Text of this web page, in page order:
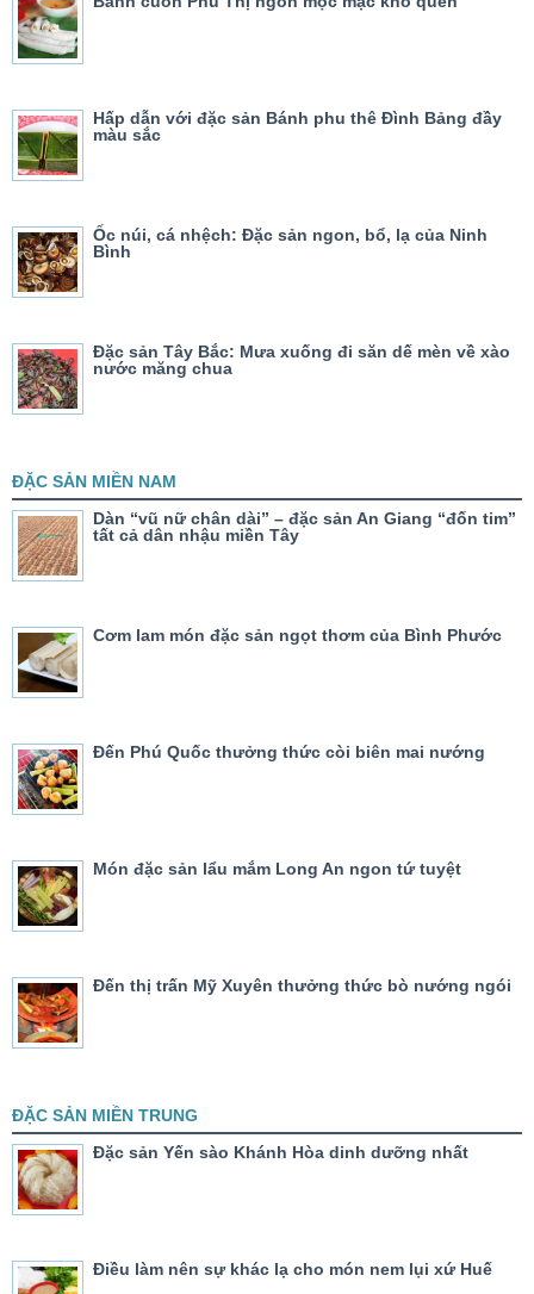
Hấp dẫn với đặc sản Bánh phu thê Đình Bảng đầy
màu sắc
Ốc núi, cá nhệch: Đặc sản ngon, bổ, lạ của Ninh
Bình
Đặc sản Tây Bắc: Mưa xuống đi săn dế mèn về xào
nước măng chua
ĐẶC SẢN MIỀN NAM
Dàn “vũ nữ chân dài” – đặc sản An Giang “đốn tim”
tất cả dân nhậu miền Tây
Cơm lam món đặc sản ngọt thơm của Bình Phước
Đến Phú Quốc thưởng thức còi biên mai nướng
Món đặc sản lẩu mắm Long An ngon tứ tuyệt
Đến thị trấn Mỹ Xuyên thưởng thức bò nướng ngói
ĐẶC SẢN MIỀN TRUNG
Đặc sản Yến sào Khánh Hòa dinh dưỡng nhất
Điều làm nên sự khác lạ cho món nem lụi xứ Huế